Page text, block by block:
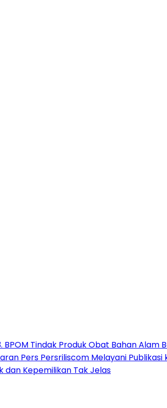
BPOM Tindak Produk Obat Bahan Alam
Pers Persriliscom Melayani
dan Kepemilikan Tak Jelas